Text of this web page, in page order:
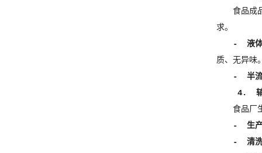
食品成
求。
- 液体
质、无异味
- 半流
4. 辅
食品厂
- 生产
- 清洗